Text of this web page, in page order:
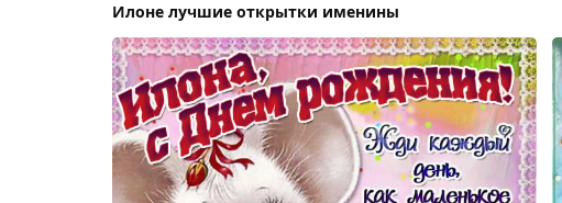
Илоне лучшие открытки именины